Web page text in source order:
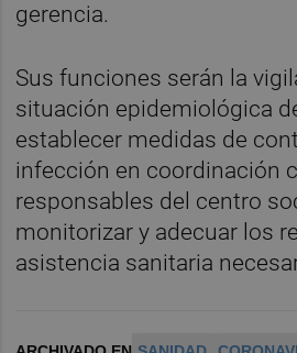
gerencia.
Sus funciones serán la
situación epidemiológica
establecer medidas de
infección en coordinación
responsables del centro
monitorizar y adecuar los
asistencia sanitaria